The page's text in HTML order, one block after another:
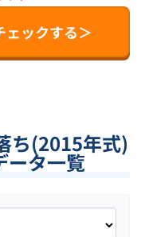
ェックする＞
ち(2015年式)
ータ一覧